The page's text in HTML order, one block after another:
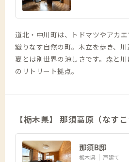
道北・中川町は、トドマツやアカ
織りなす自然の町。木立を歩き、
夏とは別世界の涼しさです。森と
のリトリート拠点。
【栃木県】 那須高原（なす
那須B邸
栃木県 戸建て